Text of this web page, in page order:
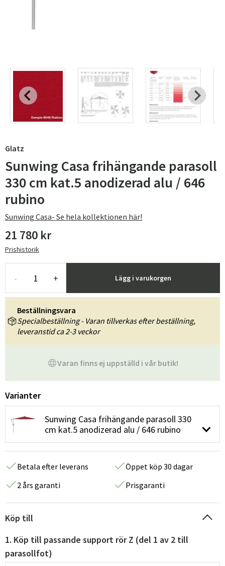
Glatz
Sunwing Casa frihängande parasoll
330 cm kat.5 anodizerad alu / 646
rubino
Sunwing Casa- Se hela kollektionen här!
21 780 kr
Prishistorik
- + Lägg i varukorgen
Varan finns ej uppställd i vår butik!
Beställningsvara
Specialbeställning - Varan tillverkas efter beställning,
leveranstid ca 2-3 veckor
Varianter
Sunwing Casa frihängande parasoll 330
cm kat.5 anodizerad alu / 646 rubino
Betala efter leverans
Öppet köp 30 dagar
2 års garanti
Prisgaranti
Köp till
1. Köp till passande support rör Z (del 1 av 2 till
parasollfot)